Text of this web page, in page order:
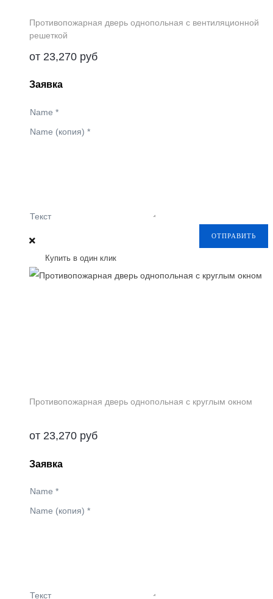
Противопожарная дверь однопольная с вентиляционной
решеткой
от 23,270 руб
Заявка
Name *
Name (копия) *
Текст
ОТПРАВИТЬ
Купить в один клик
Противопожарная дверь однопольная с круглым окном
от 23,270 руб
Заявка
Name *
Name (копия) *
Текст